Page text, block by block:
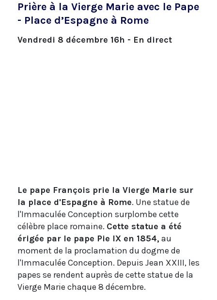
Prière à la Vierge Marie avec le Pape
- Place d’Espagne à Rome
Vendredi 8 décembre 16h - En direct
Le pape François prie la Vierge Marie sur
la place d'Espagne à Rome. Une statue de
l'Immaculée Conception surplombe cette
célèbre place romaine. Cette statue a été
érigée par le pape Pie IX en 1854, au
moment de la proclamation du dogme de
l'Immaculée Conception. Depuis Jean XXIII, les
papes se rendent auprès de cette statue de la
Vierge Marie chaque 8 décembre.